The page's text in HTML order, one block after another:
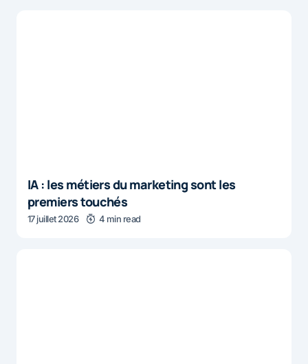
IA : les métiers du marketing sont les
premiers touchés
17 juillet 2026 4 min read